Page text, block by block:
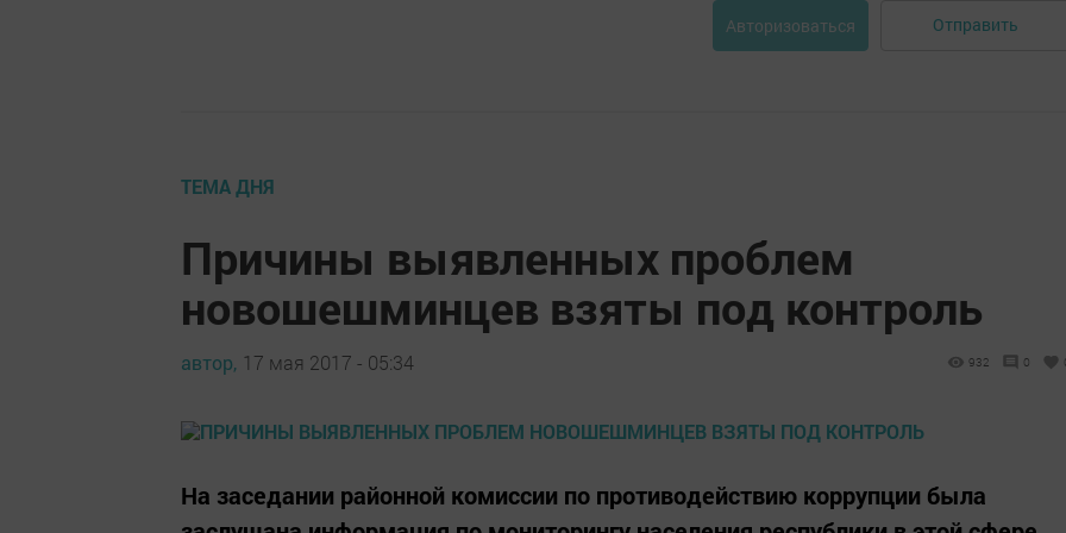
Авторизоваться Отправить
ТЕМА ДНЯ
Причины выявленных проблем
новошешминцев взяты под контроль
автор, 17 мая 2017 - 05:34 932 0
На заседании районной комиссии по противодействию коррупции была